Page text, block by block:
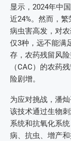
显示，2024年中
近24%。然而，
病虫害高发，对
仅3种，远不能满
存，农药残留风
（CAC）的农药
险剧增。
为应对挑战，潘灿
该技术通过生物
系统和抗氧化系
病、抗虫、增产